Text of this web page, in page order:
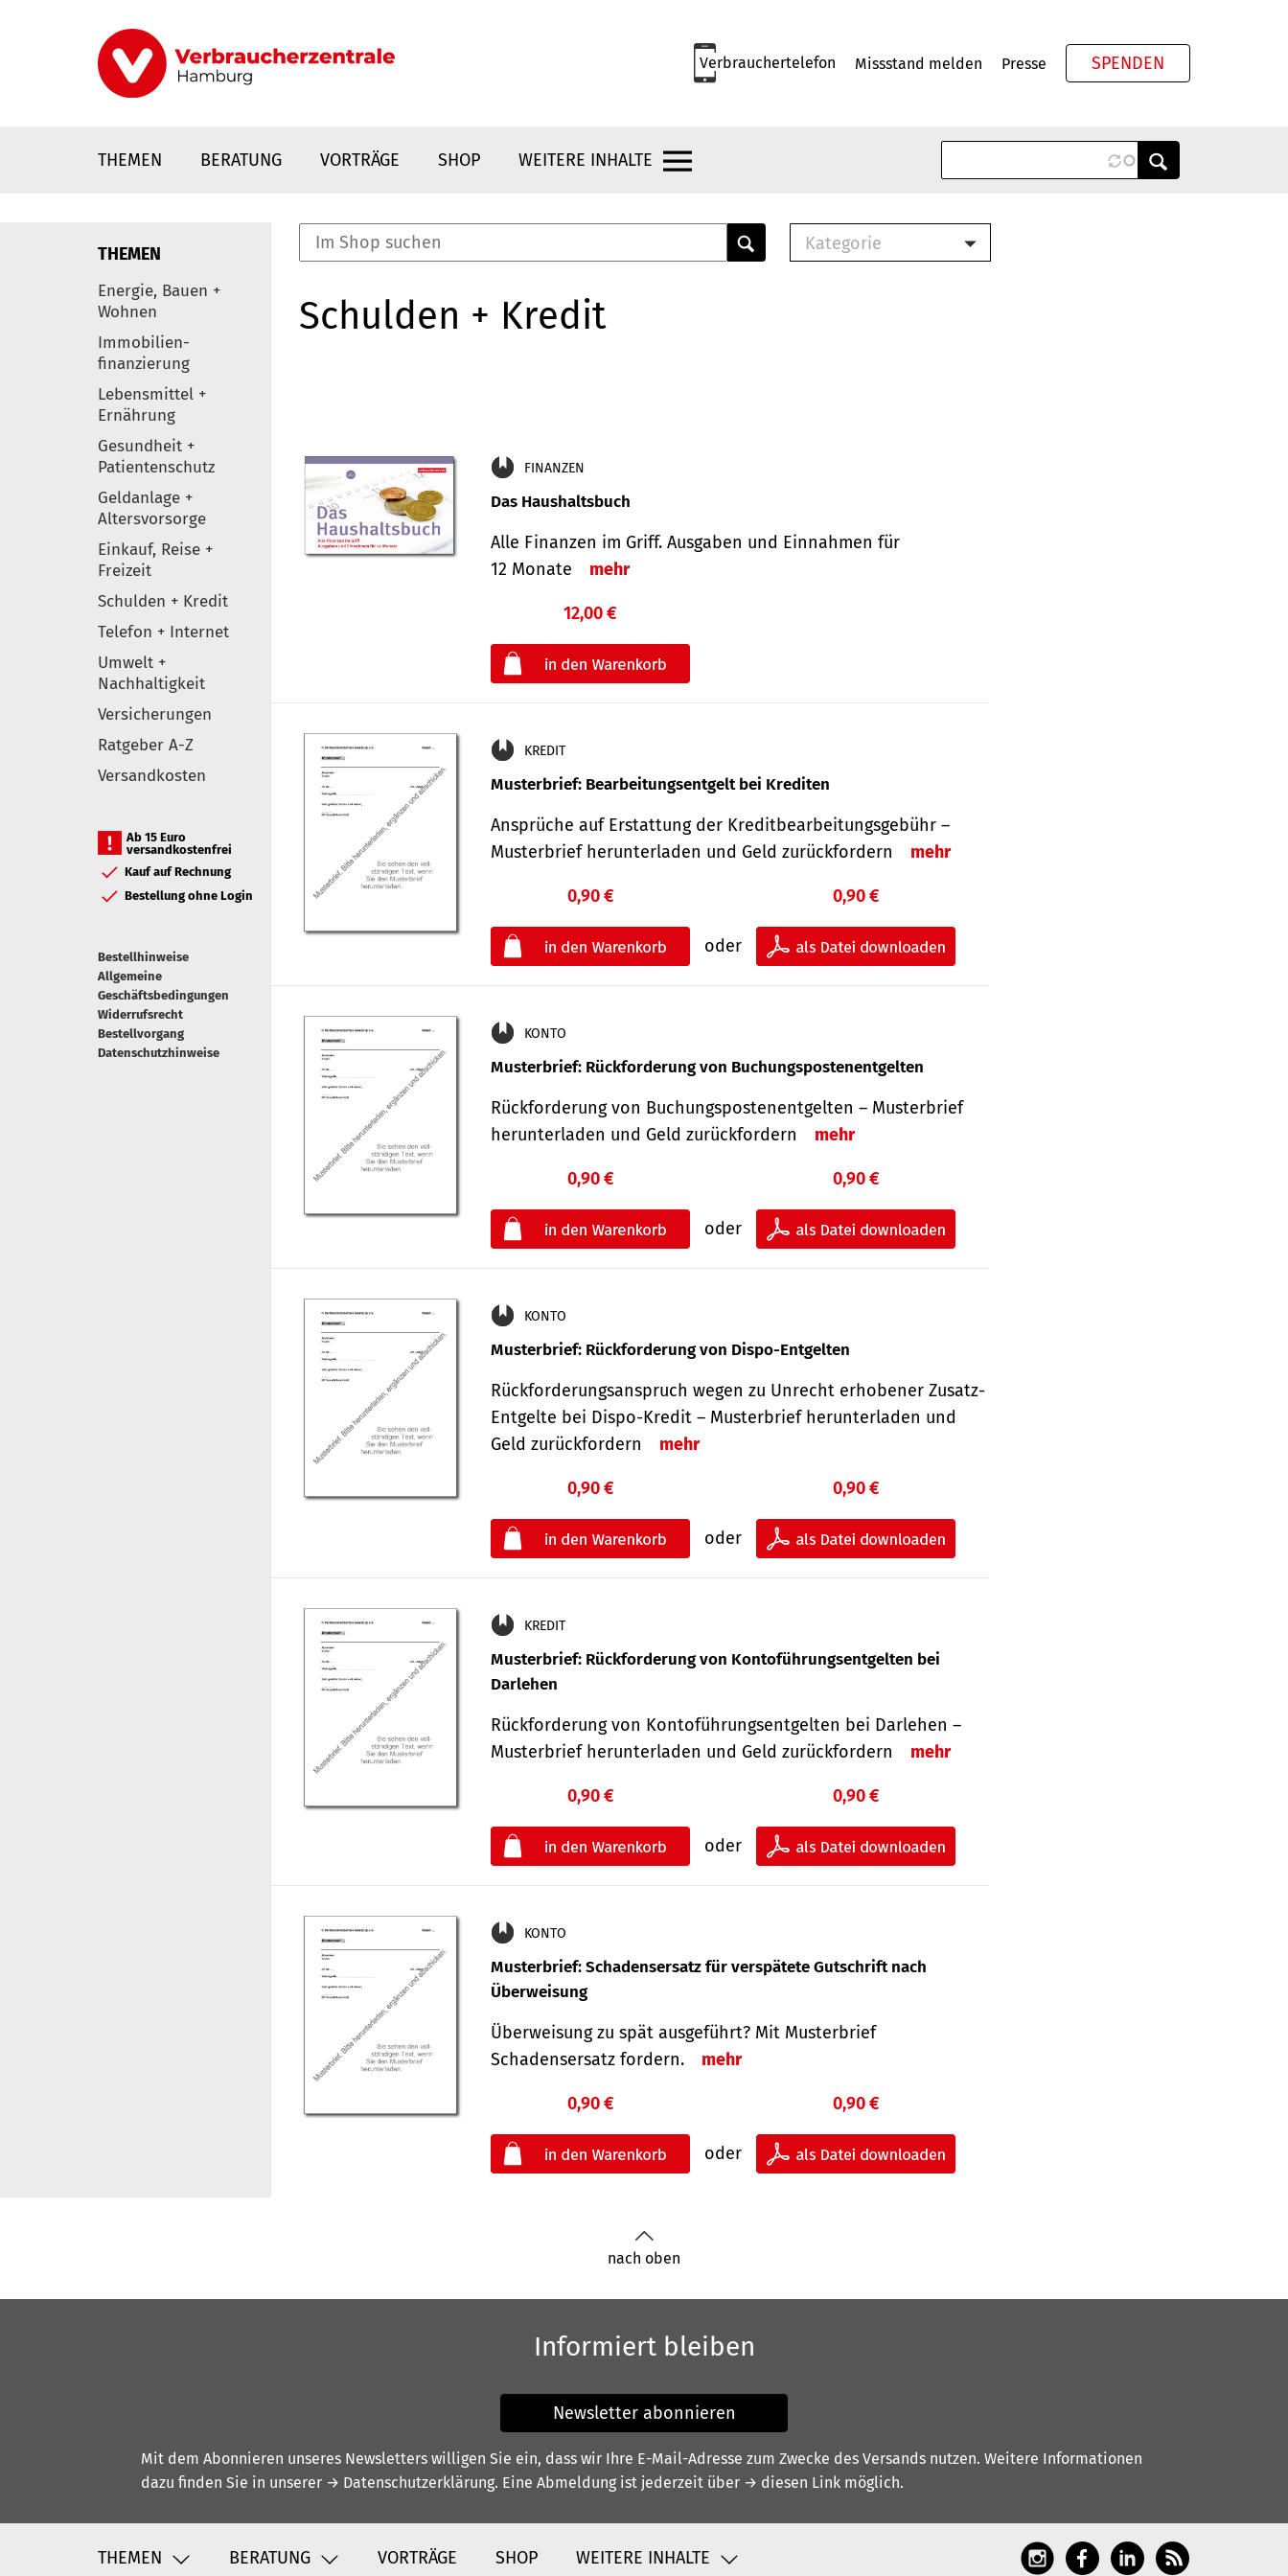
Verbrauchertelefon Missstand melden Presse SPENDEN
THEMEN BERATUNG VORTRÄGE SHOP WEITERE INHALTE
Elemente
THEMEN
Energie, Bauen +
Wohnen
Immobilien-
finanzierung
Lebensmittel +
Ernährung
Gesundheit +
Patientenschutz
Geldanlage +
Altersvorsorge
Einkauf, Reise +
Freizeit
Schulden + Kredit
Telefon + Internet
Umwelt +
Nachhaltigkeit
Versicherungen
Ratgeber A-Z
Versandkosten
Ab 15 Euro
versandkostenfrei
Kauf auf Rechnung
Bestellung ohne Login
Bestellhinweise
Allgemeine
Geschäftsbedingungen
Widerrufsrecht
Bestellvorgang
Datenschutzhinweise
Kategorie
Schulden + Kredit
FINANZEN
Das Haushaltsbuch
Alle Finanzen im Griff. Aus­gaben und Ein­nahmen für
12 Monate
mehr
12,00 €
KREDIT
Musterbrief: Bearbeitungsentgelt bei Krediten
Ansprüche auf Erstattung der Kreditbearbeitungsgebühr –
Musterbrief herunterladen und Geld zurückfordern
mehr
0,90 €
oder
0,90 €
KONTO
Musterbrief: Rückforderung von Buchungspostenentgelten
Rückforderung von Buchungspostenentgelten – Musterbrief
herunterladen und Geld zurückfordern
mehr
0,90 €
oder
0,90 €
KONTO
Musterbrief: Rückforderung von Dispo-Entgelten
Rückforderungsanspruch wegen zu Unrecht erhobener Zusatz-
Entgelte bei Dispo-Kredit – Musterbrief herunterladen und
Geld zurückfordern
mehr
0,90 €
oder
0,90 €
KREDIT
Musterbrief: Rückforderung von Kontoführungsentgelten bei
Darlehen
Rückforderung von Kontoführungsentgelten bei Darlehen –
Musterbrief herunterladen und Geld zurückfordern
mehr
0,90 €
oder
0,90 €
KONTO
Musterbrief: Schadensersatz für verspätete Gutschrift nach
Überweisung
Überweisung zu spät ausgeführt? Mit Musterbrief
Schadensersatz fordern.
mehr
0,90 €
oder
0,90 €
nach oben
Informiert bleiben
Newsletter abonnieren
Mit dem Abonnieren unseres Newsletters willigen Sie ein, dass wir Ihre E-Mail-Adresse zum Zwecke des Versands nutzen. Weitere Informationen
dazu finden Sie in unserer → Datenschutzerklärung. Eine Abmeldung ist jederzeit über → diesen Link möglich.
THEMEN BERATUNG VORTRÄGE SHOP WEITERE INHALTE